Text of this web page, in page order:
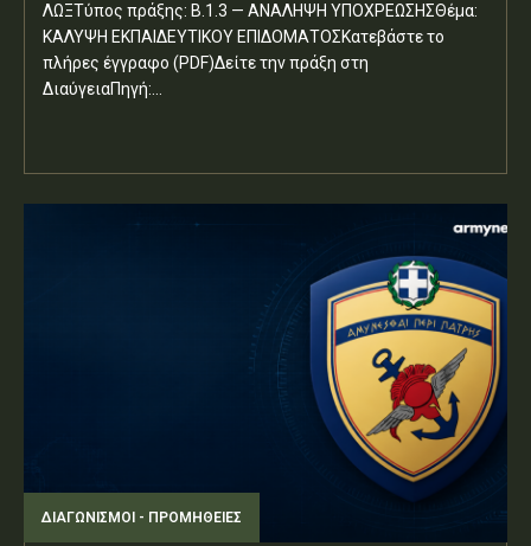
ΛΩΞΤύπος πράξης: Β.1.3 — ΑΝΑΛΗΨΗ ΥΠΟΧΡΕΩΣΗΣΘέμα:
ΚΑΛΥΨΗ ΕΚΠΑΙΔΕΥΤΙΚΟΥ ΕΠΙΔΟΜΑΤΟΣΚατεβάστε το
πλήρες έγγραφο (PDF)Δείτε την πράξη στη
ΔιαύγειαΠηγή:...
ΔΙΑΓΩΝΙΣΜΟΊ - ΠΡΟΜΉΘΕΙΕΣ